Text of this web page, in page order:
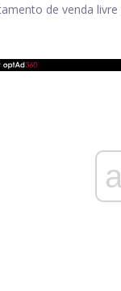
de venda